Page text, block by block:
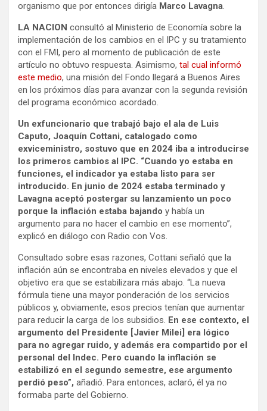
organismo que por entonces dirigía Marco Lavagna.
LA NACION consultó al Ministerio de Economía sobre la
implementación de los cambios en el IPC y su tratamiento
con el FMI, pero al momento de publicación de este
artículo no obtuvo respuesta. Asimismo, tal cual informó
este medio, una misión del Fondo llegará a Buenos Aires
en los próximos días para avanzar con la segunda revisión
del programa económico acordado.
Un exfuncionario que trabajó bajo el ala de Luis
Caputo, Joaquín Cottani, catalogado como
exviceministro, sostuvo que en 2024 iba a introducirse
los primeros cambios al IPC. “Cuando yo estaba en
funciones, el indicador ya estaba listo para ser
introducido. En junio de 2024 estaba terminado y
Lavagna aceptó postergar su lanzamiento un poco
porque la inflación estaba bajando y había un
argumento para no hacer el cambio en ese momento”,
explicó en diálogo con Radio con Vos.
Consultado sobre esas razones, Cottani señaló que la
inflación aún se encontraba en niveles elevados y que el
objetivo era que se estabilizara más abajo. “La nueva
fórmula tiene una mayor ponderación de los servicios
públicos y, obviamente, esos precios tenían que aumentar
para reducir la carga de los subsidios. En ese contexto, el
argumento del Presidente [Javier Milei] era lógico
para no agregar ruido, y además era compartido por el
personal del Indec. Pero cuando la inflación se
estabilizó en el segundo semestre, ese argumento
perdió peso”, añadió. Para entonces, aclaró, él ya no
formaba parte del Gobierno.